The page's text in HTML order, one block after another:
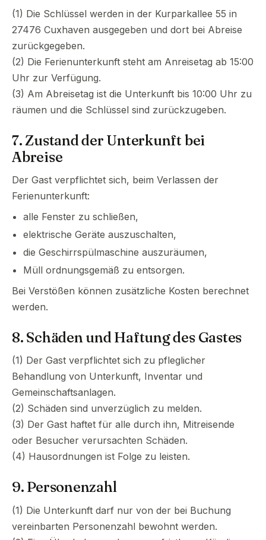
(1) Die Schlüssel werden in der Kurparkallee 55 in
27476 Cuxhaven ausgegeben und dort bei Abreise
zurückgegeben.
(2) Die Ferienunterkunft steht am Anreisetag ab 15:00
Uhr zur Verfügung.
(3) Am Abreisetag ist die Unterkunft bis 10:00 Uhr zu
räumen und die Schlüssel sind zurückzugeben.
7. Zustand der Unterkunft bei
Abreise
Der Gast verpflichtet sich, beim Verlassen der
Ferienunterkunft:
alle Fenster zu schließen,
elektrische Geräte auszuschalten,
die Geschirrspülmaschine auszuräumen,
Müll ordnungsgemäß zu entsorgen.
Bei Verstößen können zusätzliche Kosten berechnet
werden.
8. Schäden und Haftung des Gastes
(1) Der Gast verpflichtet sich zu pfleglicher
Behandlung von Unterkunft, Inventar und
Gemeinschaftsanlagen.
(2) Schäden sind unverzüglich zu melden.
(3) Der Gast haftet für alle durch ihn, Mitreisende
oder Besucher verursachten Schäden.
(4) Hausordnungen ist Folge zu leisten.
9. Personenzahl
(1) Die Unterkunft darf nur von der bei Buchung
vereinbarten Personenzahl bewohnt werden.